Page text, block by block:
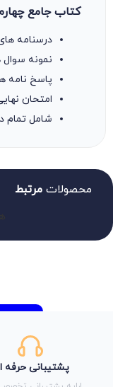
کتاب جامع
درسنامه
نمونه
پاسخ نامه
امتحان
شامل تمام
محصولات مرتبط
پشتیبانی حرفه